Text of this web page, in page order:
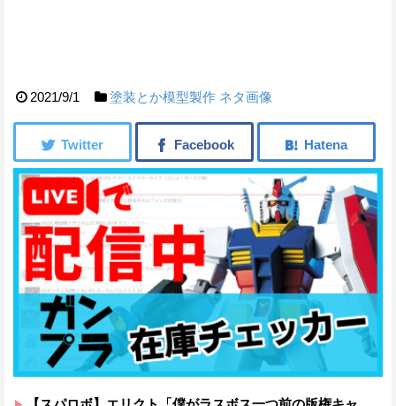
2021/9/1 塗装とか模型製作 ネタ画像